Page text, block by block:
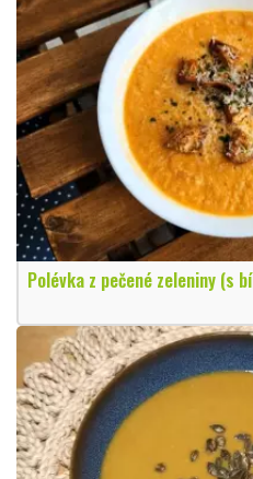
Polévka z pečené zeleniny (s